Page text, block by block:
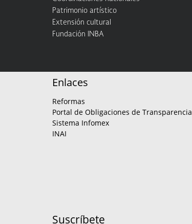
Patrimonio artístico
Extensión cultural
Fundación INBA
Enlaces
Reformas
Portal de Obligaciones de Transparencia
Sistema Infomex
INAI
Suscríbete